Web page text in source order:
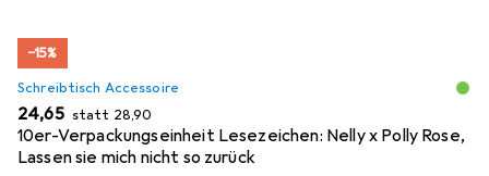
−15%
Schreibtisch Accessoire
EUR
24,65 statt EUR
28,90
10er-Verpackungseinheit Lesezeichen: Nelly x Polly Rose,
Lassen sie mich nicht so zurück